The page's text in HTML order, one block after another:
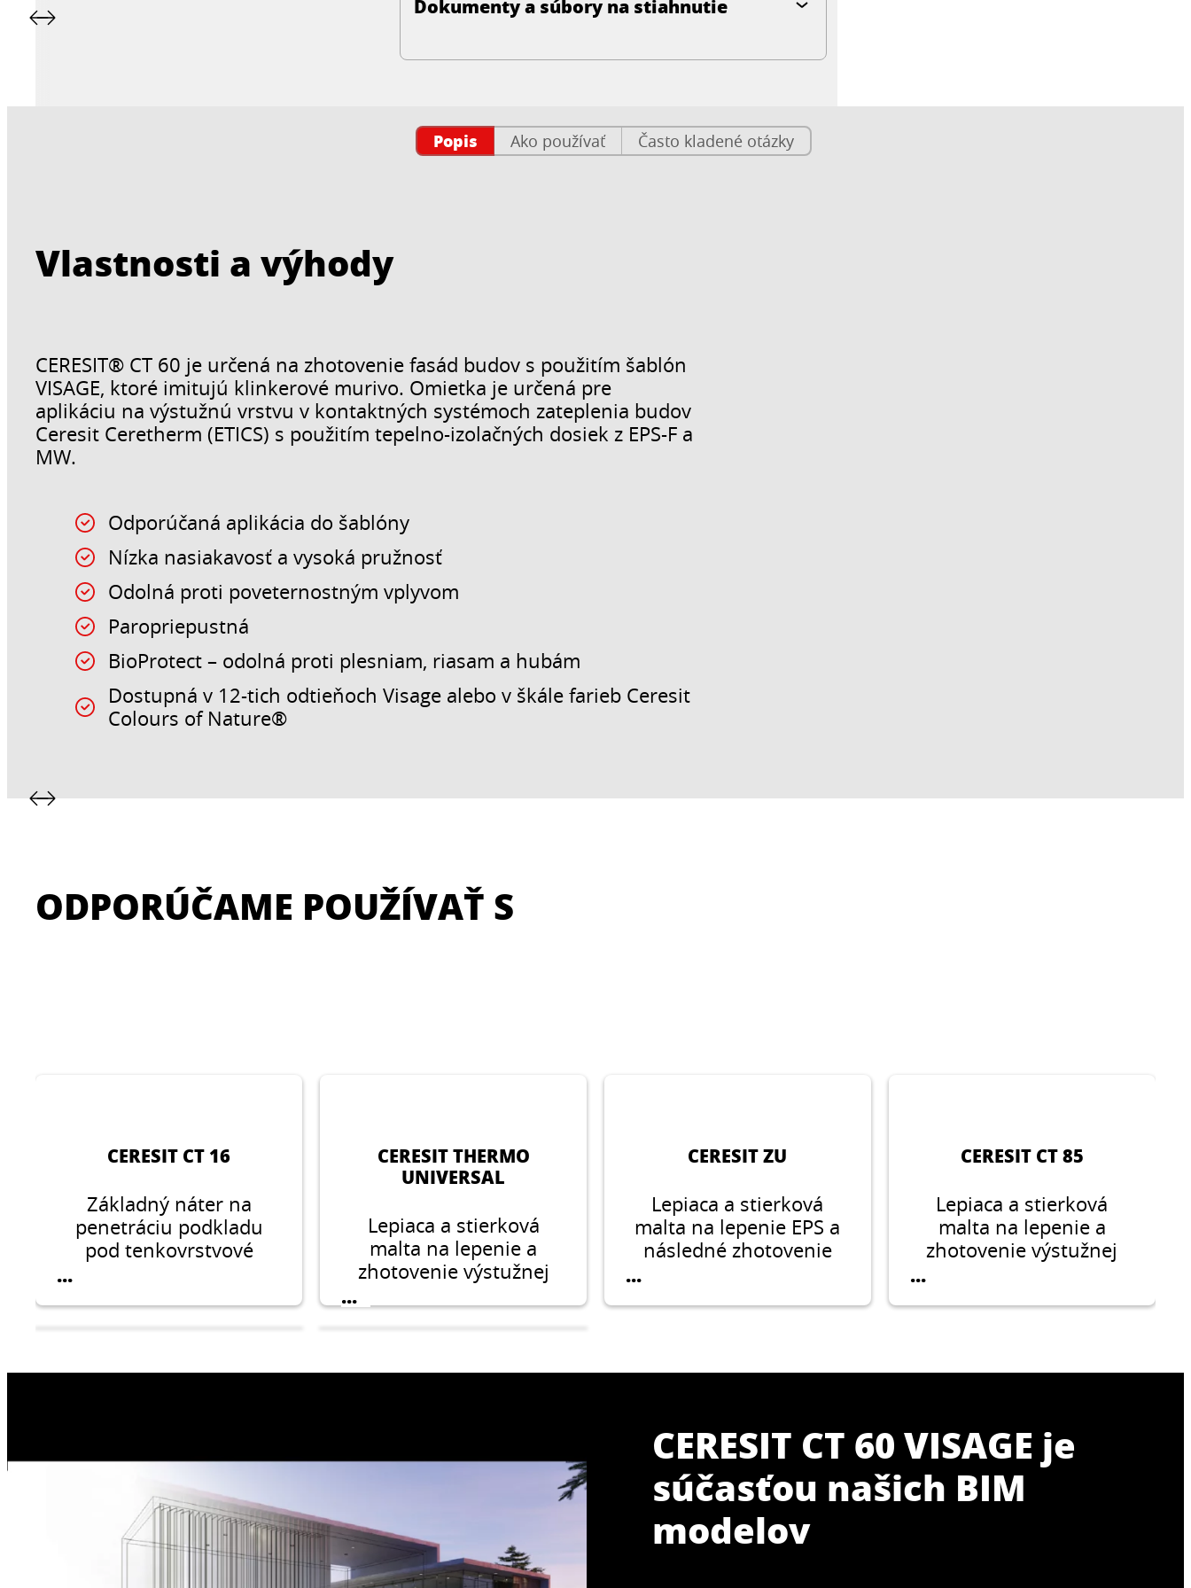
Dokumenty a súbory na stiahnutie
Popis Ako používať Často kladené otázky
Vlastnosti a výhody
CERESIT® CT 60 je určená na zhotovenie fasád budov s použitím šablón
VISAGE, ktoré imitujú klinkerové murivo. Omietka je určená pre
aplikáciu na výstužnú vrstvu v kontaktných systémoch zateplenia budov
Ceresit Ceretherm (ETICS) s použitím tepelno-izolačných dosiek z EPS-F a
MW.
Odporúčaná aplikácia do šablóny
Nízka nasiakavosť a vysoká pružnosť
Odolná proti poveternostným vplyvom
Paropriepustná
BioProtect – odolná proti plesniam, riasam a hubám
Dostupná v 12-tich odtieňoch Visage alebo v škále farieb Ceresit
Colours of Nature®
ODPORÚČAME POUŽÍVAŤ S
CERESIT CT 16
Základný náter na
penetráciu podkladu
pod tenkovrstvové
...
CERESIT THERMO
UNIVERSAL
Lepiaca a stierková
malta na lepenie a
zhotovenie výstužnej
vrstvy z EPS, XPS a MV
na tepelných izolantoch
...
CERESIT ZU
Lepiaca a stierková
malta na lepenie EPS a
následné zhotovenie
...
CERESIT CT 85
Lepiaca a stierková
malta na lepenie a
zhotovenie výstužnej
...
CERESIT CT 80
Lepiaca a stierková
Lepiaca a stierková
malta na lepenie dosiek
CERESIT CT 60 VISAGE je
súčasťou našich BIM
modelov